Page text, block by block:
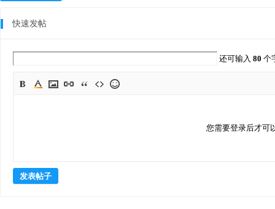
快速发帖
还可输入80 个
您需要登录后才可
发表帖子